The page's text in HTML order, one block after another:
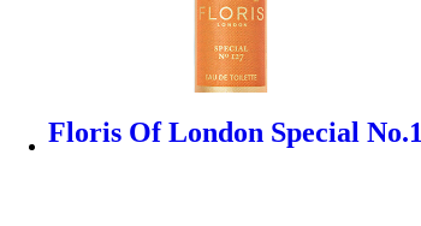
Floris Of London Special